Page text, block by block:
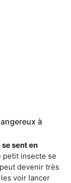
à
sent en
petit insecte se
devenir très
les voir lancer